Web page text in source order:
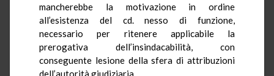
mancherebbe la motivazione in ordine
all’esistenza del cd. nesso di funzione,
necessario per ritenere applicabile la
prerogativa dell’insindacabilità, con
conseguente lesione della sfera di attribuzioni
dell’autorità giudiziaria.